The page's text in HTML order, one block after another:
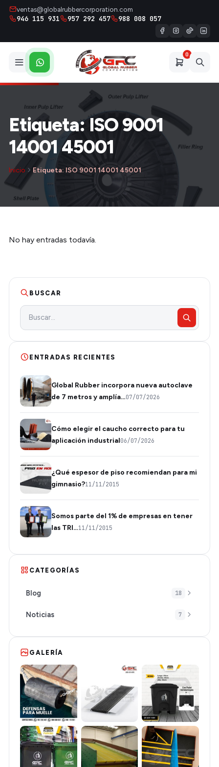
ventas@globalrubbercorporation.com
946 115 931 957 292 457 988 008 057
0
Etiqueta: ISO 9001
14001 45001
Inicio Etiqueta: ISO 9001 14001 45001
No hay entradas todavía.
BUSCAR
ENTRADAS RECIENTES
Global Rubber incorpora nueva autoclave
de 7 metros y amplía…07/07/2026
Cómo elegir el caucho correcto para tu
aplicación industrial06/07/2026
¿Qué espesor de piso recomiendan para mi
gimnasio?11/11/2015
Somos parte del 1% de empresas en tener
las TRI…11/11/2015
CATEGORÍAS
Blog 18
Noticias 7
GALERÍA